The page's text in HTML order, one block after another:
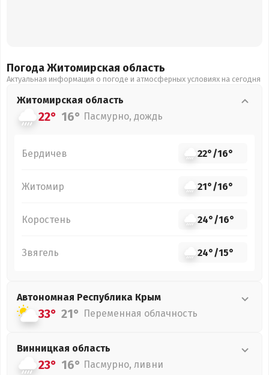
Погода Житомирская область
Актуальная информация о погоде и атмосферных условиях на сегодня
Житомирская область
22° 16° Пасмурно, дождь
Бердичев 22°/16°
Житомир 21°/16°
Коростень 24°/16°
Звягель 24°/15°
Автономная Республика Крым
33° 21° Переменная облачность
Винницкая область
23° 16° Пасмурно, ливни